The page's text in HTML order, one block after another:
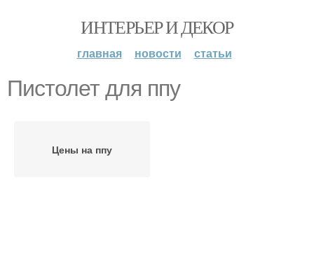
ИНТЕРЬЕР И ДЕКОР
главная новости статьи
Пистолет для ппу
Цены на ппу